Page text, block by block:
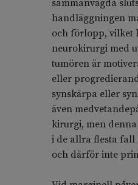
sammanvägda
handläggningen
och förlopp, vilket
neurokirurgi med
tumören är
eller
synskärpa eller
även
kirurgi, men
i de allra flesta fall
och därför inte